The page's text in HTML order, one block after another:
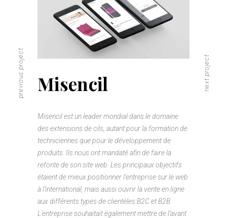
Misencil
Misencil est un leader mondial dans le domaine
des extensions de cils, autant pour la formation de
techniciennes que pour le développement de
produits. Ils nous ont mandaté afin de faire la
refonte de son site web. Les principaux objectifs
étaient de mieux positionner l’entreprise sur le web
à l’international, mais aussi ouvrir la vente en ligne
aux différents types de clientèles B2C et B2B.
L’entreprise souhaitait également mettre de l’avant
previous project next project